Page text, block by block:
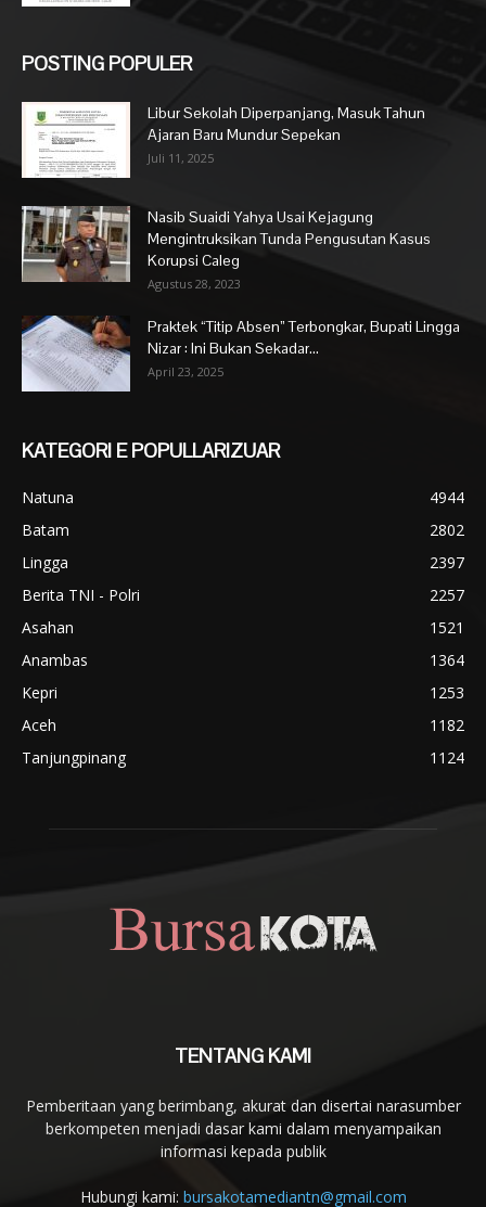
POSTING POPULER
Libur Sekolah Diperpanjang, Masuk Tahun
Ajaran Baru Mundur Sepekan
Juli 11, 2025
Nasib Suaidi Yahya Usai Kejagung
Mengintruksikan Tunda Pengusutan Kasus
Korupsi Caleg
Agustus 28, 2023
Praktek “Titip Absen” Terbongkar, Bupati Lingga
Nizar : Ini Bukan Sekadar...
April 23, 2025
KATEGORI E POPULLARIZUAR
Natuna
4944
Batam
2802
Lingga
2397
Berita TNI - Polri
2257
Asahan
1521
Anambas
1364
Kepri
1253
Aceh
1182
Tanjungpinang
1124
TENTANG KAMI
Pemberitaan yang berimbang, akurat dan disertai narasumber
berkompeten menjadi dasar kami dalam menyampaikan
informasi kepada publik
Hubungi kami: bursakotamediantn@gmail.com